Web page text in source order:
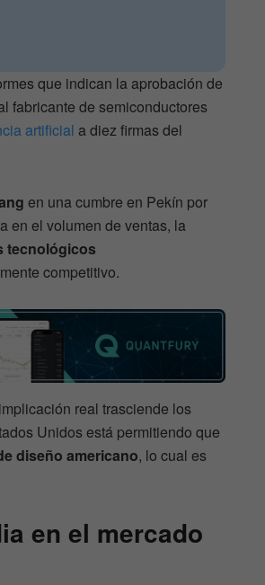
que indican la aprobación de
fabricante de semiconductores
artificial a diez firmas del
en una cumbre en Pekín por
en el volumen de ventas, la
tecnológicos
competitivo.
real trasciende los
Unidos está permitiendo que
diseño americano, lo cual es
en el mercado